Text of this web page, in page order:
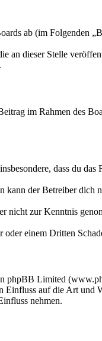
ab (im Folgenden
an dieser Stelle
im Rahmen des
dass du das
kann der Betreiber dich
nicht zur Kenntnis
oder einem Dritten
phpBB Limited
Einfluss auf die Art und
nehmen.